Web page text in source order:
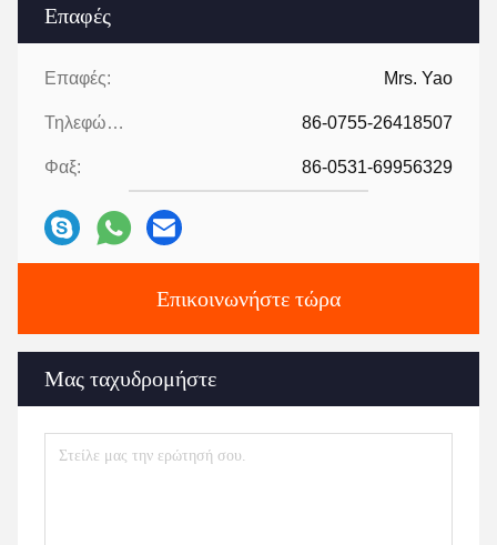
Επαφές
Επαφές: Mrs. Yao
Τηλεφώνημα: 86-0755-26418507
Φαξ: 86-0531-69956329
Επικοινωνήστε τώρα
Μας ταχυδρομήστε